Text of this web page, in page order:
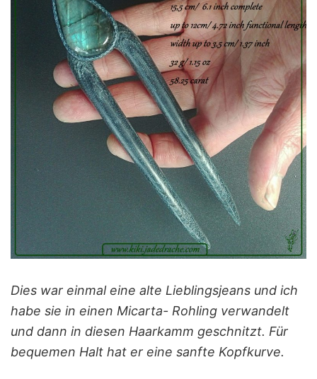
Dies war einmal eine alte Lieblingsjeans und ich
habe sie in einen Micarta- Rohling verwandelt
und dann in diesen Haarkamm geschnitzt. Für
bequemen Halt hat er eine sanfte Kopfkurve.